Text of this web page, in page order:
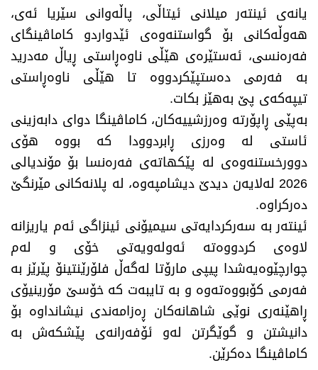
یانەی ئینتەر میلانی ئیتاڵی، پاڵەوانی سێریا ئەی،
هەوڵەکانی بۆ گواستنەوەی ئێدواردو کاماڤینگای
فەرەنسی، ئەستێرەی هێڵی ناوەڕاستی ڕیاڵ مەدرید
بە فەرمی دەستپێکردووە تا هێڵی ناوەڕاستی
تیپەکەی پێ بەهێز بکات.
بەپێی ڕاپۆرتە وەرزشییەکان، کاماڤینگا دوای دابەزینی
ئاستی لە وەرزی ڕابردوودا کە بووە هۆی
دوورخستنەوەی لە پێکهاتەی فەرەنسا بۆ مۆندیالی
2026 لەلایەن دیدێ دیشامپەوە، لە پلانەکانی مێرنگێ
دەرکراوە.
ئینتەر بە سەرکردایەتی سیمیۆنی ئینزاگی ئەم یاریزانە
لاوەی کردووەتە ئەولەویەتی خۆی و لەم
چوارچێوەیەشدا پیپی مارۆتا لەگەڵ فلۆرێنتینۆ پێرێز بە
فەرمی کۆبووەتەوە و بە تایبەت کە خۆسێ مۆرینیۆی
ڕاهێنەری نوێی شاهانەکان ڕەزامەندی نیشانداوە بۆ
دانیشتن و گوێگرتن لەو ئۆفەرانەی پێشکەش بە
کاماڤینگا دەکرێن.